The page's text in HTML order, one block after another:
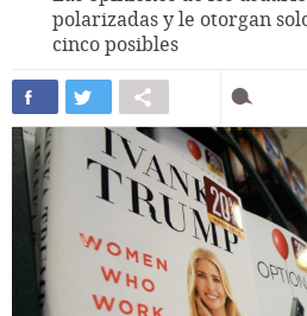
polarizadas y le otorgan
cinco posibles